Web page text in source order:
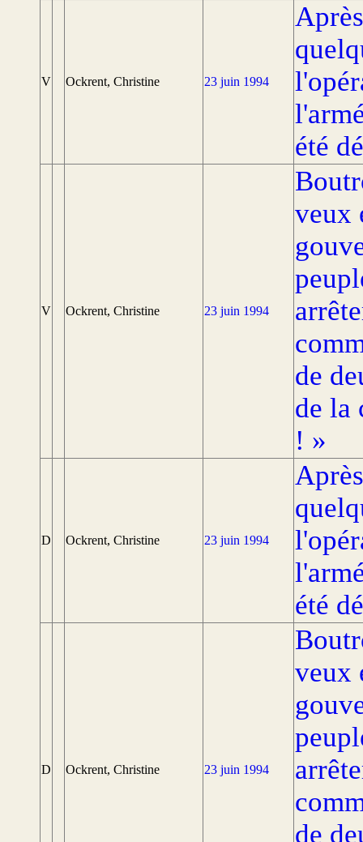
V Ockrent, Christine 23 juin 1994
été
V Ockrent, Christine 23 juin 1994
veux
de
de la
! »
D Ockrent, Christine 23 juin 1994
été
D Ockrent, Christine 23 juin 1994
veux
de